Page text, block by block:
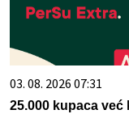
03. 08. 2026 07:31
25.000 kupaca već